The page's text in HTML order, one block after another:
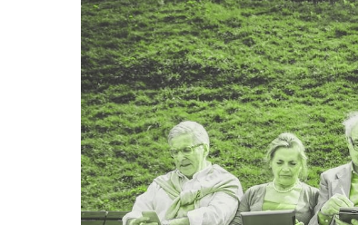
Hit enter to search or ESC to close